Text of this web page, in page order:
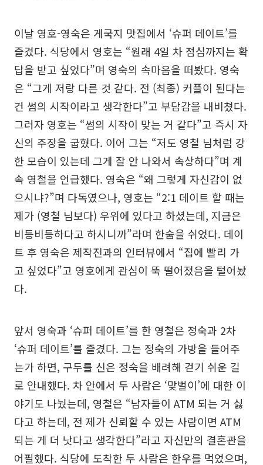
이날 영호-영숙은 게국지 맛집에서 ‘슈퍼 데이트’를
즐겼다. 식당에서 영호는 “원래 4일 차 점심까지는 확
답을 받고 싶었다”며 영숙의 속마음을 떠봤다. 영숙
은 “그게 저랑 다른 것 같다. 전 (최종) 커플이 된다는
건 썸의 시작이라고 생각한다”고 부담감을 내비쳤다.
그러자 영호는 “썸의 시작이 맞는 거 같다”고 즉시 자
신의 주장을 굽혔다. 이어 그는 “저도 영철 님처럼 강
한 모습이 있는데 그게 잘 안 나와서 속상하다”며 계
속 영철을 언급했다. 영숙은 “왜 그렇게 자신감이 없
으시냐?”며 다독였으나, 영호는 “2:1 데이트 할 때는
제가 (영철 님보다) 우위에 있다고 하셨는데, 지금은
비등비등하다고 하시니까”라며 한숨을 쉬었다. 데이
트 후 영숙은 제작진과의 인터뷰에서 “집에 빨리 가
고 싶었다”고 영호에게 관심이 뚝 떨어졌음을 털어놨
다.
앞서 영숙과 ‘슈퍼 데이트’를 한 영철은 정숙과 2차
‘슈퍼 데이트’를 즐겼다. 그는 정숙의 가방을 들어주
는가 하면, 구두를 신은 정숙을 배려해 걷기 쉬운 길
로 안내했다. 차 안에서 두 사람은 ‘맞벌이’에 대한 이
야기도 나눴는데, 영철은 “남자들이 ATM 되는 거 싫
다고 하는데, 전 제가 신뢰할 수 있는 사람이면 ATM
되는 게 더 낫다고 생각한다”라고 자신만의 결혼관을
어필했다. 식당에 도착한 두 사람은 한우를 먹었으며,